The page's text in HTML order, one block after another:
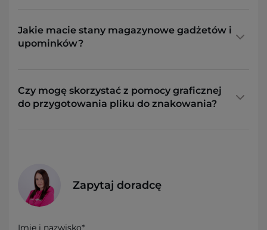
Jakie macie stany magazynowe gadżetów i
upominków?
Czy mogę skorzystać z pomocy graficznej
do przygotowania pliku do znakowania?
Zapytaj doradcę
Imię i nazwisko*